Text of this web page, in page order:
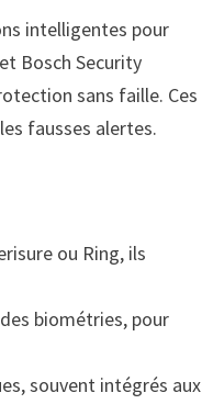
intelligentes pour
Bosch Security
sans faille. Ces
fausses alertes.
ou Ring, ils
biométries, pour
souvent intégrés aux